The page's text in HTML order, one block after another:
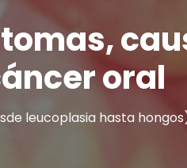
oral
leucoplasia hasta